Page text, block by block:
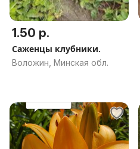
1.50 р.
Саженцы клубники.
Воложин, Минская обл.